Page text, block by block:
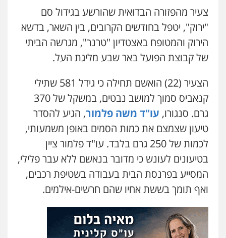
0507587013
עו"ד יאיר בן סימון
פלילי תעבורה אזרחי נזיקין ביטוח
עו"ד נס בן נתן
פלילי כלכלי פשיעה חמורה נוער
0505555110
עו"ד דניאל דרוביצקי
פלילי משפחה צבאי
עו"ד משה פלמור
פלילי כלכלי צווארון לבן עורכי דין לענייני
אסירים
צעיר מהפזורה הבדואית שהורשע בגידול סם
"ירוק", יטפל בחודשים הקרובים, בין השאר, בדשא
הירוק והמטופח באצטדיון "טרנר", מגרשה הביתי
של קבוצת הפועל באר שבע מליגת העל.
הצעיר (22) הואשם תחילה כי גידל 581 שתילי
קנאביס סמוך למושב נבטים, במשקל של 370
גרם. סנגורו, עו"ד משה פלמור, הגיע להסדר
טיעון שצמצם את כמות הסמים באופן משמעותי,
לכמות של 250 גרם בלבד. עו"ד פלמור ציין
בטיעונים לעונש כי מדובר בנאשם ללא עבר פלילי,
המסייע בפרנסת הבית בעבודה בשטיפת רכבים,
ואף תומך בששת אחיו שהם חרשים-אילמים.
עו"ד דותן דניאלי
כלכלית עורכי דין לענייני אסירים נוער
0542442982